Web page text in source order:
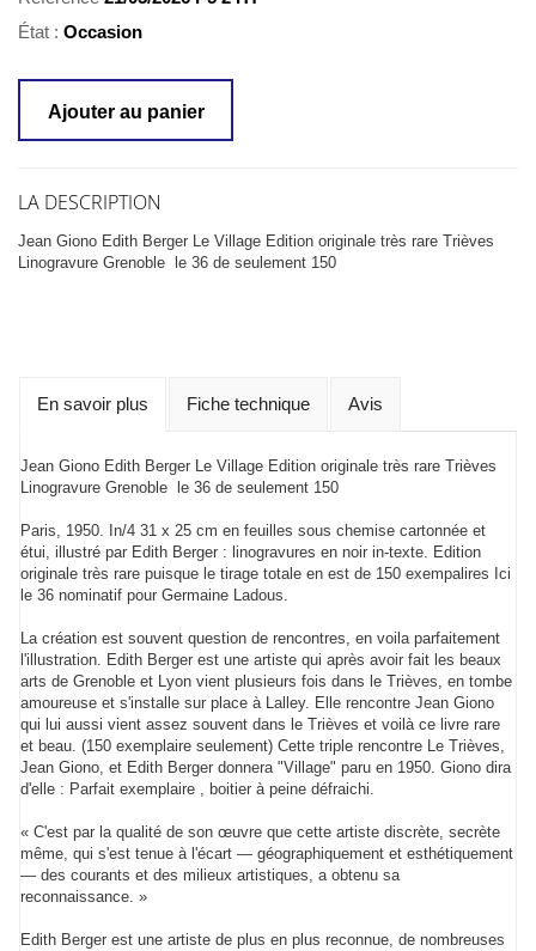
État : Occasion
Ajouter au panier
LA DESCRIPTION
Jean Giono Edith Berger Le Village Edition originale très rare Trièves
Linogravure Grenoble le 36 de seulement 150
En savoir plus Fiche technique Avis
Jean Giono Edith Berger Le Village Edition originale très rare Trièves
Linogravure Grenoble le 36 de seulement 150
Paris, 1950. In/4 31 x 25 cm en feuilles sous chemise cartonnée et
étui, illustré par Edith Berger : linogravures en noir in-texte. Edition
originale très rare puisque le tirage totale en est de 150 exempalires Ici
le 36 nominatif pour Germaine Ladous.
La création est souvent question de rencontres, en voila parfaitement
l'illustration. Edith Berger est une artiste qui après avoir fait les beaux
arts de Grenoble et Lyon vient plusieurs fois dans le Trièves, en tombe
amoureuse et s'installe sur place à Lalley. Elle rencontre Jean Giono
qui lui aussi vient assez souvent dans le Trièves et voilà ce livre rare
et beau. (150 exemplaire seulement) Cette triple rencontre Le Trièves,
Jean Giono, et Edith Berger donnera "Village" paru en 1950. Giono dira
d'elle : Parfait exemplaire , boitier à peine défraichi.
« C'est par la qualité de son œuvre que cette artiste discrète, secrète
même, qui s'est tenue à l'écart — géographiquement et esthétiquement
— des courants et des milieux artistiques, a obtenu sa
reconnaissance. »
Edith Berger est une artiste de plus en plus reconnue, de nombreuses